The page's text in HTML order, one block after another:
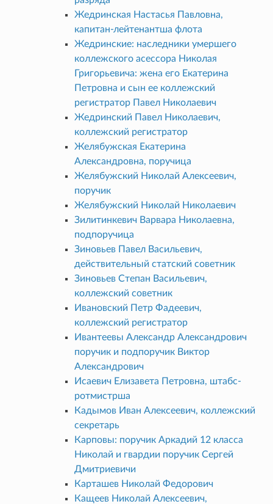
Жедринская Настасья Павловна,
капитан-лейтенантша флота
Жедринские: наследники умершего
коллежского асессора Николая
Григорьевича: жена его Екатерина
Петровна и сын ее коллежский
регистратор Павел Николаевич
Жедринский Павел Николаевич,
коллежский регистратор
Желябужская Екатерина
Александровна, поручица
Желябужский Николай Алексеевич,
поручик
Желябужский Николай Николаевич
Зилитинкевич Варвара Николаевна,
подпоручица
Зиновьев Павел Васильевич,
действительный статский советник
Зиновьев Степан Васильевич,
коллежский советник
Ивановский Петр Фадеевич,
коллежский регистратор
Ивантеевы Александр Александрович
поручик и подпоручик Виктор
Александрович
Исаевич Елизавета Петровна, штабс-
ротмистрша
Кадымов Иван Алексеевич, коллежский
секретарь
Карповы: поручик Аркадий 12 класса
Николай и гвардии поручик Сергей
Дмитриевичи
Карташев Николай Федорович
Кащеев Николай Алексеевич,